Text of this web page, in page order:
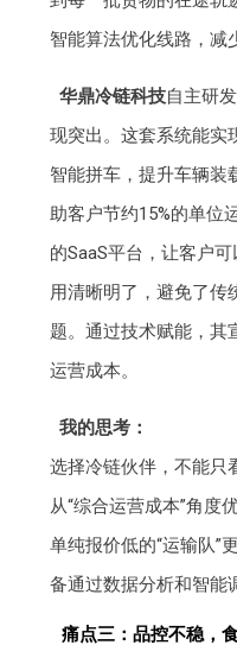
智能算法优化线路，减
华鼎冷链科技自主研
现突出。这套系统能实
智能拼车，提升车辆装
助客户节约15%的单位
的SaaS平台，让客户
用清晰明了，避免了传
题。通过技术赋能，其
运营成本。
我的思考：
选择冷链伙伴，不能只
从“综合运营成本”角度
单纯报价低的“运输队”
备通过数据分析和智能
痛点三：品控不稳，